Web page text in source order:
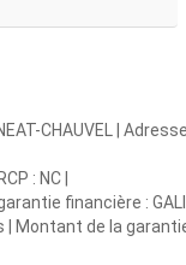
CHAUVEL | Adresse
: NC |
financière :
| Montant de la